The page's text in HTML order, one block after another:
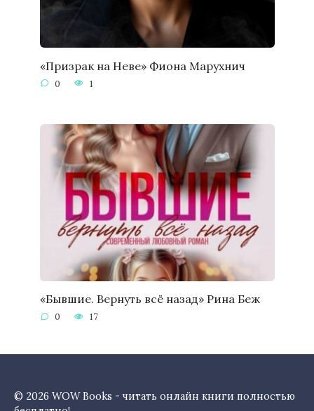
«Призрак на Неве» Фиона Марухнич
0 1
«Бывшие. Вернуть всё назад» Рина Беж
0 17
© 2026 WOW Books - читать онлайн книги полностью